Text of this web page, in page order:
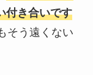
付き合いです
そう遠くない